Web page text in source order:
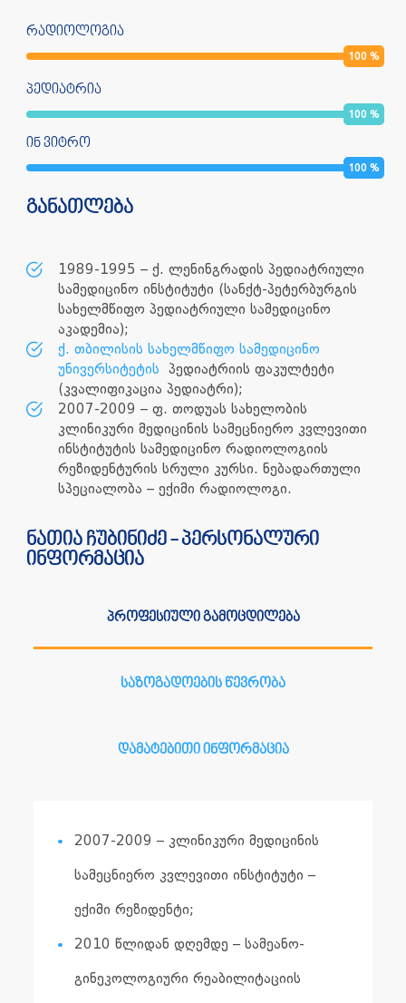
რადიოლოგია
100 %
პედიატრია
100 %
ინ ვიტრო
100 %
განათლება
1989-1995 – ქ. ლენინგრადის პედიატრიული
სამედიცინო ინსტიტუტი (სანქტ-პეტერბურგის
სახელმწიფო პედიატრიული სამედიცინო
აკადემია);
ქ. თბილისის სახელმწიფო სამედიცინო
უნივერსიტეტის
პედიატრიის ფაკულტეტი
(კვალიფიკაცია პედიატრი);
2007-2009 – ფ. თოდუას სახელობის
კლინიკური მედიცინის სამეცნიერო კვლევითი
ინსტიტუტის სამედიცინო რადიოლოგიის
რეზიდენტურის სრული კურსი. ნებადართული
სპეციალობა – ექიმი რადიოლოგი.
ნათია ჩუბინიძე - პერსონალური
ინფორმაცია
პროფესიული გამოცდილება
საზოგადოების წევრობა
დამატებითი ინფორმაცია
2007-2009 – კლინიკური მედიცინის
სამეცნიერო კვლევითი ინსტიტუტი –
ექიმი რეზიდენტი;
2010 წლიდან დღემდე – სამეანო-
გინეკოლოგიური რეაბილიტაციის